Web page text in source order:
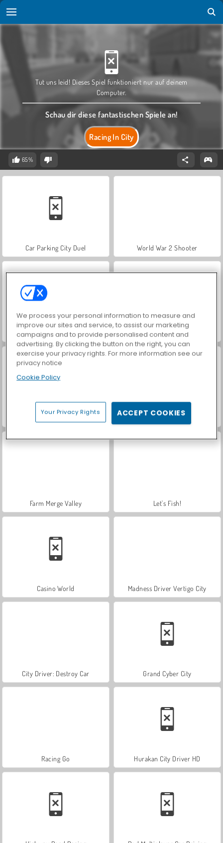
Racing In City
Tut uns leid! Dieses Spiel funktioniert nur auf deinem
Computer.
Schau dir diese fantastischen Spiele an!
65%
Car Parking City Duel World War 2 Shooter
Hidden Object: Street of Secrets VegaMix Da Vinci Puzzles
ASMR Makeover & Makeup Studio Royal Story
Farm Merge Valley Let's Fish!
Casino World Madness Driver Vertigo City
City Driver: Destroy Car Grand Cyber City
Racing Go Hurakan City Driver HD
We process your personal information to measure and
improve our sites and service, to assist our marketing
campaigns and to provide personalised content and
advertising. By clicking the button on the right, you can
exercise your privacy rights. For more information see our
privacy notice
Cookie Policy
Your Privacy Rights ACCEPT COOKIES